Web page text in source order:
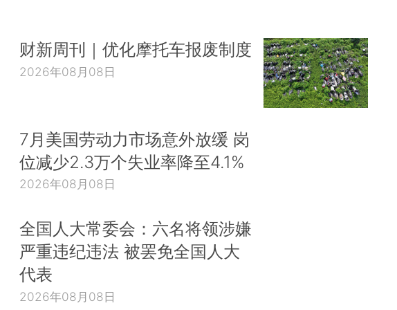
财新周刊｜优化摩托车报废制度
2026年08月08日
7月美国劳动力市场意外放缓 岗
位减少2.3万个失业率降至4.1%
2026年08月08日
全国人大常委会：六名将领涉嫌
严重违纪违法 被罢免全国人大
代表
2026年08月08日